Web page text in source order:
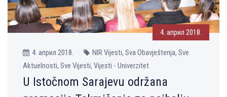
4. април 2018.
4. април 2018.
NIR Vijesti, Sva Obavještenja, Sve
Aktuelnosti, Sve Vijesti, Vijesti - Univerzitet
U Istočnom Sarajevu održana